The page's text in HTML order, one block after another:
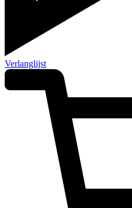
Verlanglijst